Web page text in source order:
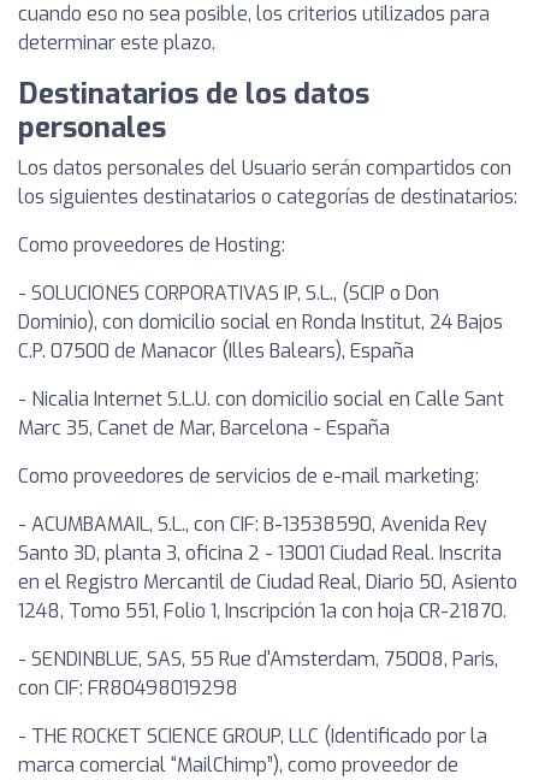
cuando eso no sea posible, los criterios utilizados para
determinar este plazo.
Destinatarios de los datos
personales
Los datos personales del Usuario serán compartidos con
los siguientes destinatarios o categorías de destinatarios:
Como proveedores de Hosting:
- SOLUCIONES CORPORATIVAS IP, S.L., (SCIP o Don
Dominio), con domicilio social en Ronda Institut, 24 Bajos
C.P. 07500 de Manacor (Illes Balears), España
- Nicalia Internet S.L.U. con domicilio social en Calle Sant
Marc 35, Canet de Mar, Barcelona - España
Como proveedores de servicios de e-mail marketing:
- ACUMBAMAIL, S.L., con CIF: B-13538590, Avenida Rey
Santo 3D, planta 3, oficina 2 - 13001 Ciudad Real. Inscrita
en el Registro Mercantil de Ciudad Real, Diario 50, Asiento
1248, Tomo 551, Folio 1, Inscripción 1a con hoja CR-21870.
- SENDINBLUE, SAS, 55 Rue d'Amsterdam, 75008, Paris,
con CIF: FR80498019298
- THE ROCKET SCIENCE GROUP, LLC (Identificado por la
marca comercial “MailChimp”), como proveedor de